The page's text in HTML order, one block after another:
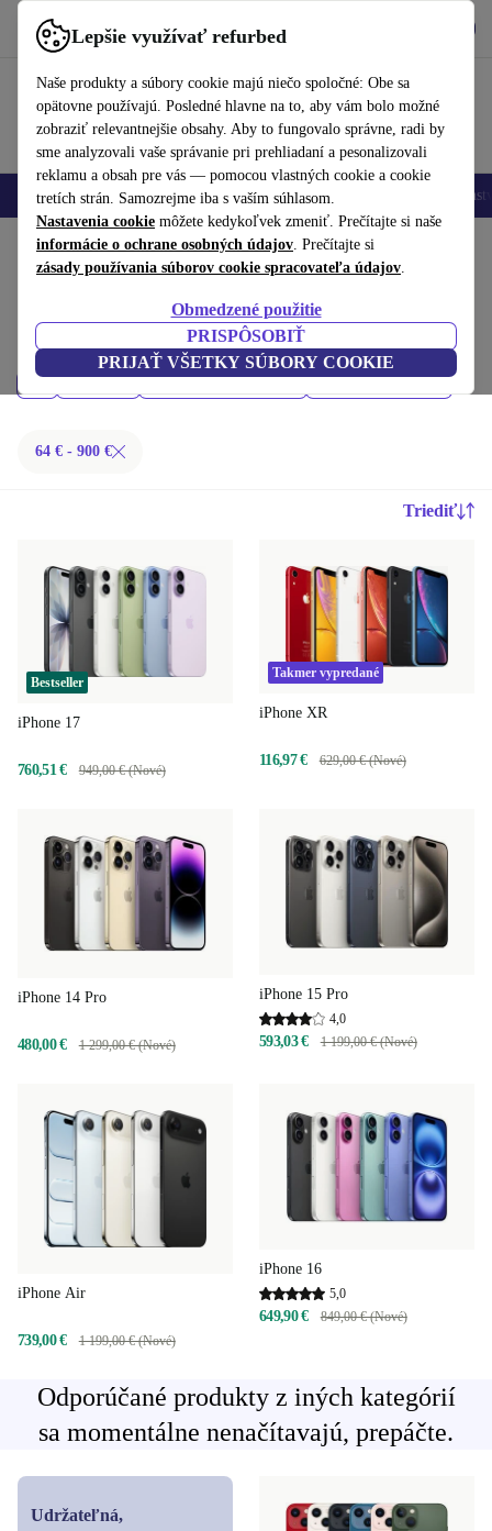
Lepšie využívať refurbed
Naše produkty a súbory cookie majú niečo spoločné: Obe sa
opätovne používajú. Posledné hlavne na to, aby vám bolo možné
zobraziť relevantnejšie obsahy. Aby to fungovalo správne, radi by
sme analyzovali vaše správanie pri prehliadaní a pesonalizovali
reklamu a obsah pre vás — pomocou vlastných cookie a cookie
tretích strán. Samozrejme iba s vaším súhlasom.
Nastavenia cookie môžete kedykoľvek zmeniť. Prečítajte si naše
informácie o ochrane osobných údajov. Prečítajte si
zásady používania súborov cookie spracovateľa údajov.
Obmedzené použitie
PRISPÔSOBIŤ
PRIJAŤ VŠETKY SÚBORY COOKIE
používať refurbed rýchlo a jednoducho
Mobilné telefóny Laptopy Tablety Inteligentné hodinky
Domov Produkty Mobilné telefóny a smartfóny
Kúpiť repasované iPhony do 900 € – kvalita, záruka a 30-dňová lehota
na vrátenie. Ušetrite peniaze a chráňte životné prostredie.
64 € - 900 €
Triediť
Bestseller
iPhone 17
760,51 € 949,00 € (Nové)
Takmer vypredané
iPhone XR
116,97 € 629,00 € (Nové)
iPhone 14 Pro
480,00 € 1 299,00 € (Nové)
iPhone 15 Pro
4,0
593,03 € 1 199,00 € (Nové)
iPhone Air
739,00 € 1 199,00 € (Nové)
iPhone 16
5,0
649,90 € 849,00 € (Nové)
Odporúčané produkty z iných kategórií
sa momentálne nenačítavajú, prepáčte.
Udržateľná,